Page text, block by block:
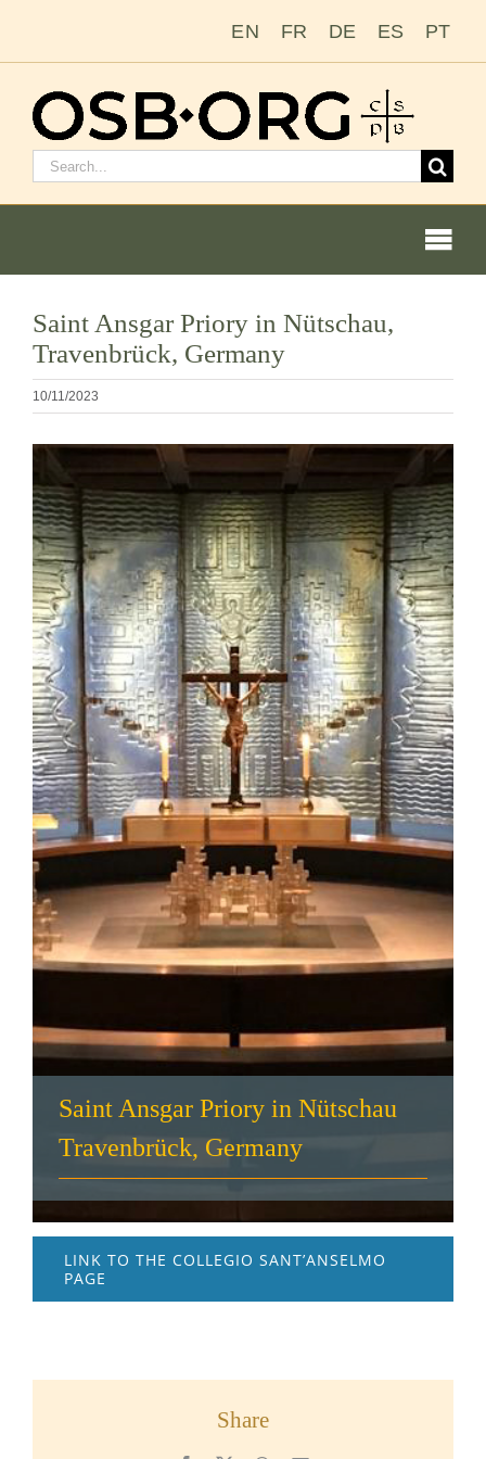
EN FR DE ES PT
Cerca:
Diventare un monaco o una monaca
La medaglia di San Benedetto
NEXUS
Archivio OSB.org
Saint Ansgar Priory in Nütschau,
Travenbrück, Germany
10/11/2023
Saint Ansgar Priory in Nütschau
Travenbrück, Germany
LINK TO THE COLLEGIO SANT’ANSELMO
PAGE
Share